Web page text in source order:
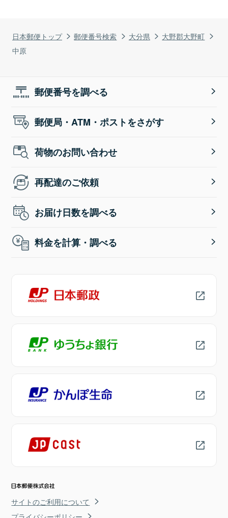
日本郵便トップ 郵便番号検索 大分県
大野郡大野町
中原
郵便番号を調べる
郵便局・ATM・ポストをさがす
荷物のお問い合わせ
再配達のご依頼
お届け日数を調べる
料金を計算・調べる
サイトのご利用について